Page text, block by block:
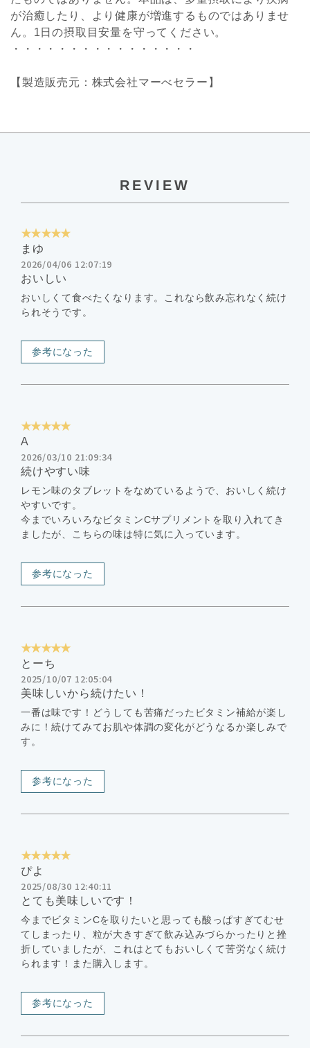
が治癒したり、より健康が増進するものではありませ
ん。1日の摂取目安量を守ってください。
・・・・・・・・・・・・・・・・
【製造販売元：株式会社マーべセラー】
REVIEW
★★★★★
まゆ
2026/04/06 12:07:19
おいしい
おいしくて食べたくなります。これなら飲み忘れなく続け
られそうです。
参考になった
★★★★★
A
2026/03/10 21:09:34
続けやすい味
レモン味のタブレットをなめているようで、おいしく続け
やすいです。
今までいろいろなビタミンCサプリメントを取り入れてき
ましたが、こちらの味は特に気に入っています。
参考になった
★★★★★
とーち
2025/10/07 12:05:04
美味しいから続けたい！
一番は味です！どうしても苦痛だったビタミン補給が楽し
みに！続けてみてお肌や体調の変化がどうなるか楽しみで
す。
参考になった
★★★★★
ぴよ
2025/08/30 12:40:11
とても美味しいです！
今までビタミンCを取りたいと思っても酸っぱすぎてむせ
てしまったり、粒が大きすぎて飲み込みづらかったりと挫
折していましたが、これはとてもおいしくて苦労なく続け
られます！また購入します。
参考になった